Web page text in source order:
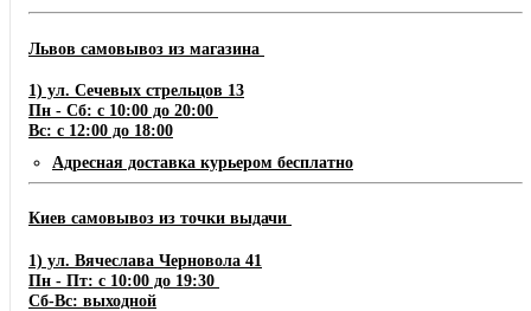
Львов самовывоз из магазина
1) ул. Сечевых стрельцов 13
Пн - Сб: с 10:00 до 20:00
Вс: с 12:00 до 18:00
Адресная доставка курьером бесплатно
Киев самовывоз из точки выдачи
1) ул. Вячеслава Черновола 41
Пн - Пт: с 10:00 до 19:30
Сб-Вс: выходной